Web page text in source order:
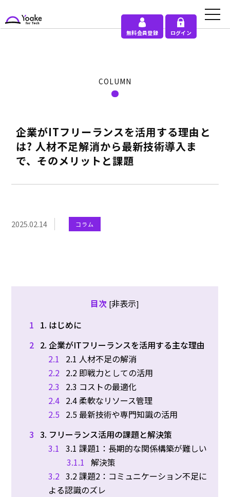
無料会員登録 ログイン
企業がITフリーランスを活用する理由と
は? 人材不足解消から最新技術導入ま
で、そのメリットと課題
COLUMN
2025.02.14 コラム
目次 [非表示]
1 1. はじめに
2 2. 企業がITフリーランスを活用する主な理由
2.1
2.1 人材不足の解消
2.2 2.2 即戦力としての活用
2.3
2.3 コストの最適化
2.4 2.4 柔軟なリソース管理
2.5 2.5 最新技術や専門知識の活用
3 3. フリーランス活用の課題と解決策
3.1 3.1 課題1：長期的な関係構築が難しい
3.1.1 解決策
3.2 3.2 課題2：コミュニケーション不足に
よる認識のズレ